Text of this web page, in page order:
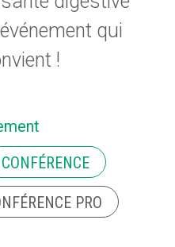
qui
!
CONFÉRENCE
PRO